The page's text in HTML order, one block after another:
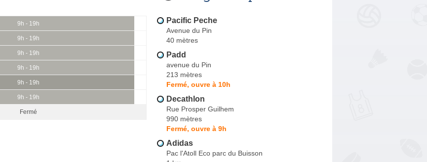
9h - 19h
9h - 19h
9h - 19h
9h - 19h
9h - 19h
9h - 19h
Fermé
Pacific Peche
Avenue du Pin
40 mètres
Padd
avenue du Pin
213 mètres
Fermé, ouvre à 10h
Decathlon
Rue Prosper Guilhem
990 mètres
Fermé, ouvre à 9h
Adidas
Pac l'Atoll Eco parc du Buisson